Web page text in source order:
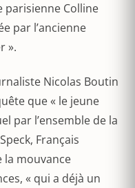
parisienne Colline
par l’ancienne
».
Nicolas Boutin
que « le jeune
par l’ensemble de la
Français
la mouvance
« qui a déjà un